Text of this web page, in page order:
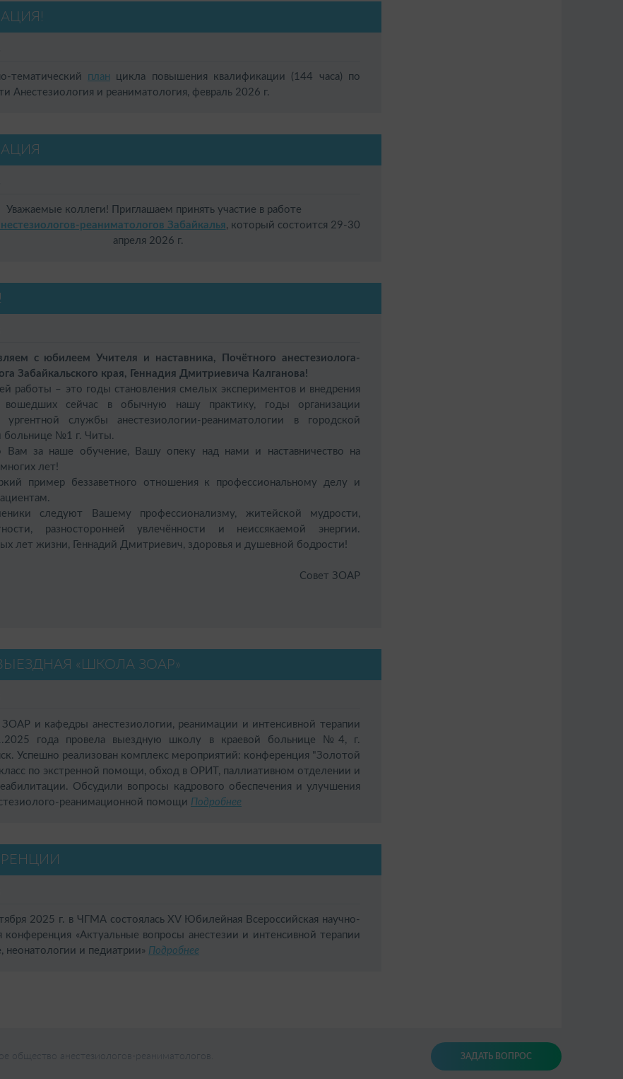
тематический план цикла повышения квалификации (144 часа) по
Анестезиология и реаниматология, февраль 2026 г.
Уважаемые коллеги! Приглашаем принять участие в работе
реаниматологов Забайкалья, который состоится 29-30
апреля 2026 г.
с юбилеем Учителя и наставника,
Почётного анестезиолога-
Забайкальского края, Геннадия Дмитриевича Калганова!
работы – это годы становления смелых экспериментов и внедрения
вошедших сейчас в обычную нашу практику, годы организации
службы анестезиологии-реаниматологии в городской
больнице №1 г. Читы.
за наше обучение, Вашу опеку над нами и наставничество на
лет!
пример беззаветного отношения к профессиональному делу и
следуют Вашему профессионализму, житейской мудрости,
разносторонней увлечённости и неиссякаемой энергии.
лет жизни, Геннадий Дмитриевич, здоровья и душевной бодрости!
Совет ЗОАР
«ШКОЛА ЗОАР»
и кафедры анестезиологии, реанимации и интенсивной терапии
года провела выездную школу в краевой больнице №4, г.
Успешно реализован комплекс мероприятий: конференция "Золотой
класс по экстренной помощи, обход в ОРИТ, паллиативном отделении и
Обсудили вопросы кадрового обеспечения и улучшения
реанимационной помощи Подробнее
2025 г. в ЧГМА состоялась XV Юбилейная Всероссийская научно-
конференция «Актуальные вопросы анестезии и интенсивной терапии
неонатологии и педиатрии» Подробнее
общество анестезиологов-реаниматологов. ЗАДАТЬ ВОПРОС